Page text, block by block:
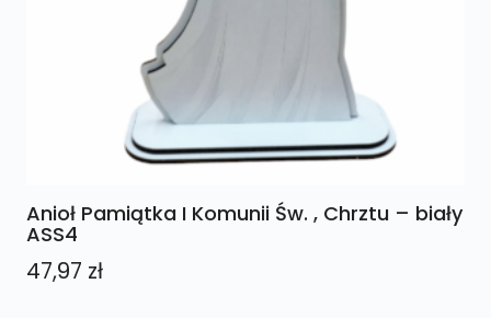
Anioł Pamiątka I Komunii Św. , Chrztu – biały
ASS4
47,97 zł